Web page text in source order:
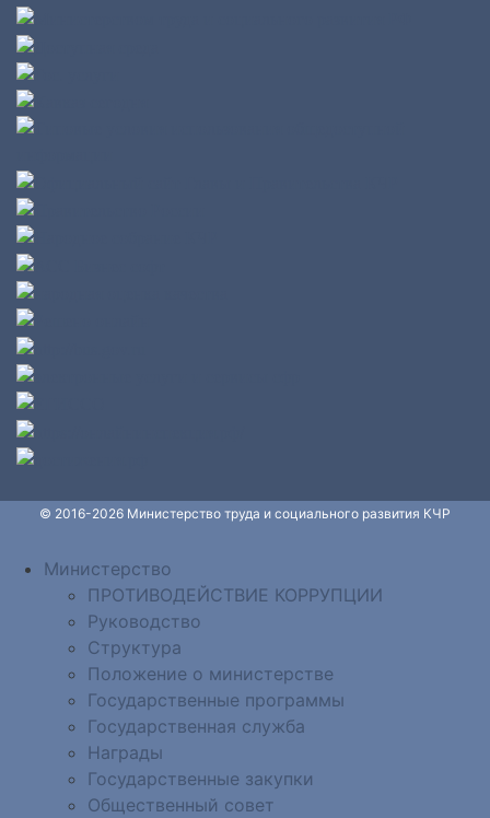
© 2016-2026 Министерство труда и социального развития КЧР
Министерство
ПРОТИВОДЕЙСТВИЕ КОРРУПЦИИ
Руководство
Структура
Положение о министерстве
Государственные программы
Государственная служба
Награды
Государственные закупки
Общественный совет